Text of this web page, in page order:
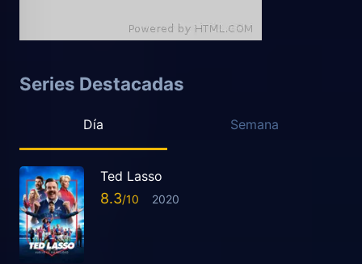
Series Destacadas
Día Semana
Ted Lasso
8.3 2020